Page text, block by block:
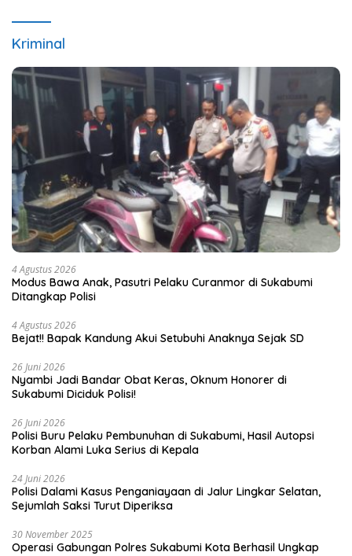
Kriminal
4 Agustus 2026
Modus Bawa Anak, Pasutri Pelaku Curanmor di Sukabumi
Ditangkap Polisi
4 Agustus 2026
Bejat!! Bapak Kandung Akui Setubuhi Anaknya Sejak SD
26 Juni 2026
Nyambi Jadi Bandar Obat Keras, Oknum Honorer di
Sukabumi Diciduk Polisi!
26 Juni 2026
Polisi Buru Pelaku Pembunuhan di Sukabumi, Hasil Autopsi
Korban Alami Luka Serius di Kepala
24 Juni 2026
Polisi Dalami Kasus Penganiayaan di Jalur Lingkar Selatan,
Sejumlah Saksi Turut Diperiksa
30 November 2025
Operasi Gabungan Polres Sukabumi Kota Berhasil Ungkap